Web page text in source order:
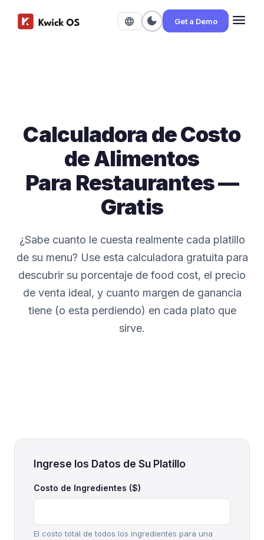
language dark_mode Get a Demo menu
Calculadora de Costo
de Alimentos
Para Restaurantes —
Gratis
¿Sabe cuanto le cuesta realmente cada platillo
de su menu? Use esta calculadora gratuita para
descubrir su porcentaje de food cost, el precio
de venta ideal, y cuanto margen de ganancia
tiene (o esta perdiendo) en cada plato que
sirve.
Ingrese los Datos de Su Platillo
Costo de Ingredientes ($)
El costo total de todos los ingredientes para una